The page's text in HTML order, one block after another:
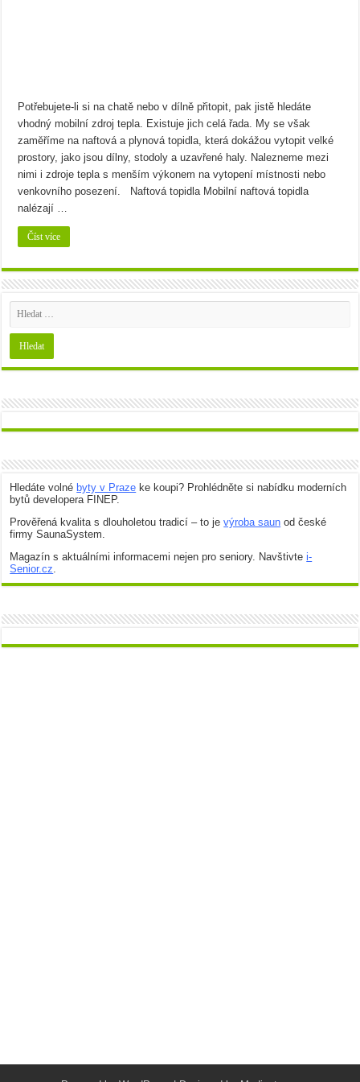
Potřebujete-li si na chatě nebo v dílně přitopit, pak jistě hledáte
vhodný mobilní zdroj tepla. Existuje jich celá řada. My se však
zaměříme na naftová a plynová topidla, která dokážou vytopit velké
prostory, jako jsou dílny, stodoly a uzavřené haly. Nalezneme mezi
nimi i zdroje tepla s menším výkonem na vytopení místnosti nebo
venkovního posezení. Naftová topidla Mobilní naftová topidla
nalézají …
Číst více
Hledáte volné byty v Praze ke koupi? Prohlédněte si nabídku moderních
bytů developera FINEP.
Prověřená kvalita s dlouholetou tradicí – to jevýroba saun od české
firmy SaunaSystem.
Magazín s aktuálními informacemi nejen pro seniory. Navštivtei-
Senior.cz.